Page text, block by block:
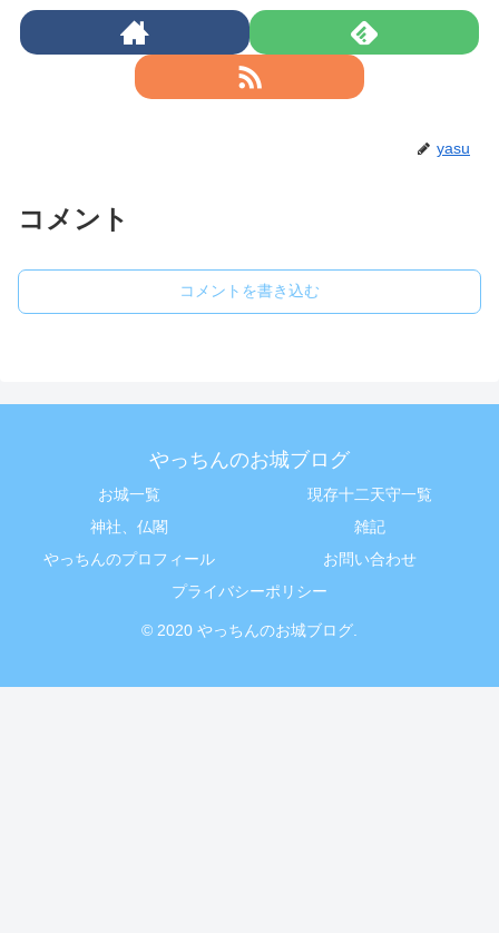
yasu
コメント
コメントを書き込む
やっちんのお城ブログ
お城一覧
現存十二天守一覧
神社、仏閣
雑記
やっちんのプロフィール
お問い合わせ
プライバシーポリシー
© 2020 やっちんのお城ブログ.